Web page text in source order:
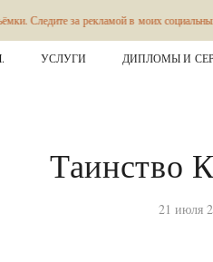
УСЛУГИ ДИПЛОМЫ И
Таинство
21 июля
в моих социальных сетях!